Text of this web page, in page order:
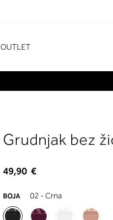
OUTLET
Grudnjak bez
49,90 €
BOJA 02 - Crna